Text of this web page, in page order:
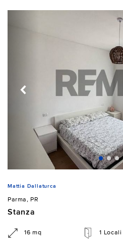
Mattia Dallaturca
Parma, PR
Stanza
16 mq 1 Locali